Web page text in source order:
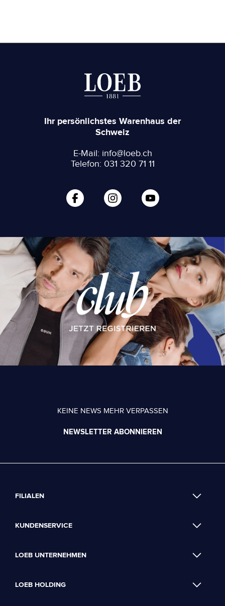
Ihr persönlichstes Warenhaus der
Schweiz
E-Mail: info@loeb.ch
Telefon: 031 320 71 11
KEINE NEWS MEHR VERPASSEN
NEWSLETTER ABONNIEREN
FILIALEN
KUNDENSERVICE
LOEB UNTERNEHMEN
LOEB HOLDING